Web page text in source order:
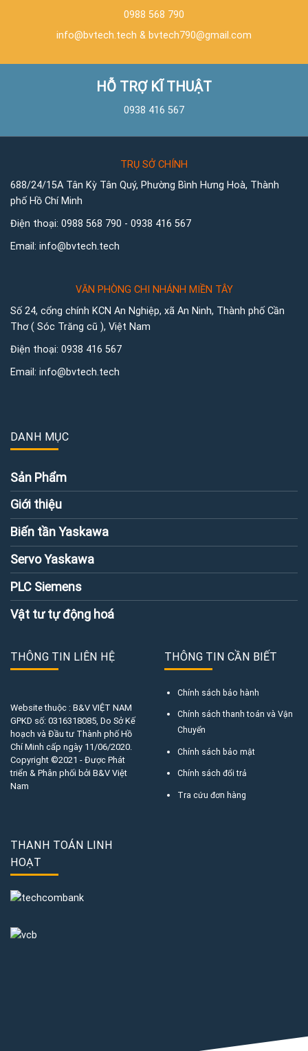
0988 568 790
info@bvtech.tech & bvtech790@gmail.com
HỖ TRỢ KĨ THUẬT
0938 416 567
TRỤ SỞ CHÍNH
688/24/15A Tân Kỳ Tân Quý, Phường Bình Hưng Hoà, Thành
phố Hồ Chí Minh
Điện thoại: 0988 568 790 - 0938 416 567
Email: info@bvtech.tech
VĂN PHÒNG CHI NHÁNH MIỀN TÂY
Số 24, cổng chính KCN An Nghiệp, xã An Ninh, Thành phố Cần
Thơ ( Sóc Trăng cũ ), Việt Nam
Điện thoại: 0938 416 567
Email: info@bvtech.tech
DANH MỤC
Sản Phẩm
Giới thiệu
Biến tần Yaskawa
Servo Yaskawa
PLC Siemens
Vật tư tự động hoá
THÔNG TIN LIÊN HỆ
Website thuộc : B&V VIỆT NAM
GPKD số: 0316318085 , Do Sở Kế
hoạch và Đầu tư Thành phố Hồ
Chí Minh cấp ngày 11/06/2020.
Copyright ©2021 - Được Phát
triển & Phân phối bởi B&V Việt
Nam
THÔNG TIN CẦN BIẾT
Chính sách bảo hành
Chính sách thanh toán và Vận
Chuyển
Chính sách bảo mật
Chính sách đổi trả
Tra cứu đơn hàng
THANH TOÁN LINH
HOẠT